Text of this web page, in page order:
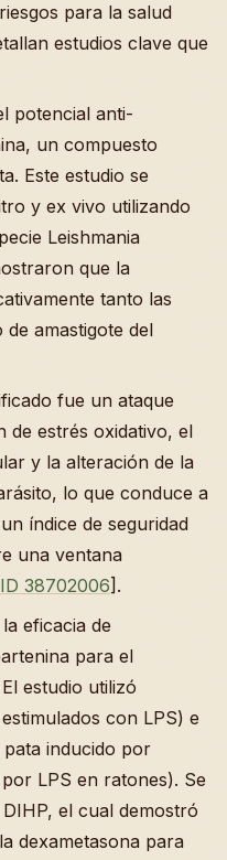
para la salud
estudios clave que
potencial anti-
un compuesto
Este estudio se
y ex vivo utilizando
Leishmania
que la
tanto las
amastigote del
fue un ataque
de estrés oxidativo, el
y la alteración de la
lo que conduce a
índice de seguridad
una ventana
38702006].
eficacia de
para el
estudio utilizó
con LPS) e
inducido por
LPS en ratones). Se
el cual demostró
dexametasona para